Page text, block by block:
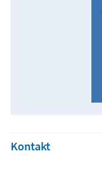
Kontakt